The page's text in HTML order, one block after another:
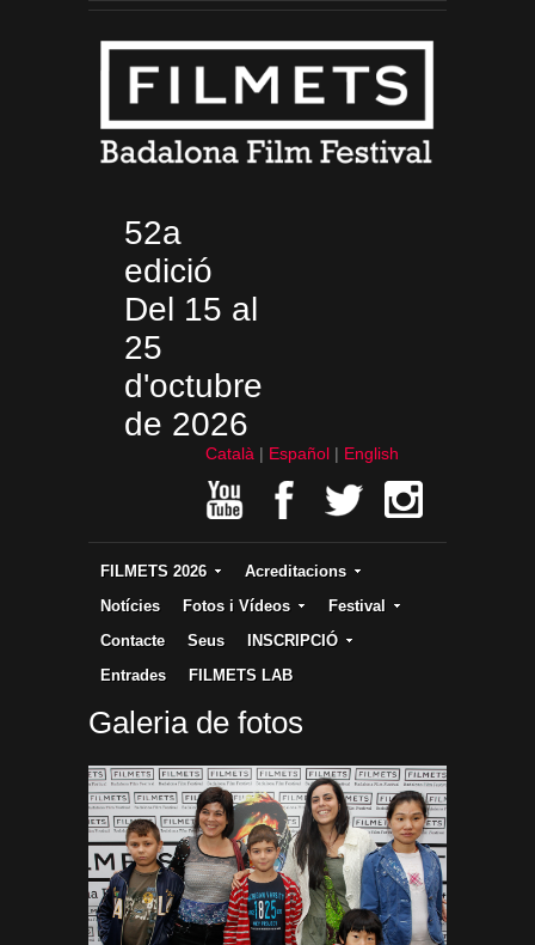
52a
edició
Del 15 al
25
d'octubre
de 2026
Català Español English
FILMETS 2026
Acreditacions
Notícies
Fotos i Vídeos
Festival
Contacte
Seus
INSCRIPCIÓ
Entrades
FILMETS LAB
Galeria de fotos